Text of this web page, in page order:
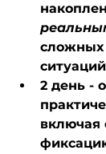
сложных
2 день -
включая